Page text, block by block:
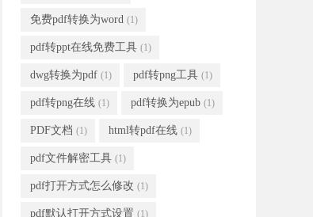
免费pdf转换为word (1)
pdf转ppt在线免费工具 (1)
dwg转换为pdf (1) pdf转png工具 (1)
pdf转png在线 (1) pdf转换为epub (1)
PDF文档 (1) html转pdf在线 (1)
pdf文件解密工具 (1)
pdf打开方式怎么修改 (1)
pdf默认打开方式设置 (1)